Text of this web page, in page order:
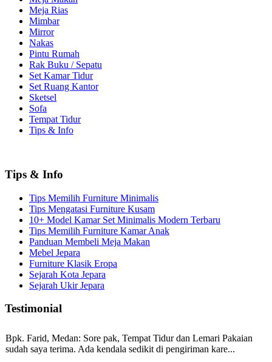
Meja Rias
Mimbar
Mirror
Nakas
Pintu Rumah
Rak Buku / Sepatu
Set Kamar Tidur
Set Ruang Kantor
Sketsel
Sofa
Tempat Tidur
Tips & Info
Tips & Info
Tips Memilih Furniture Minimalis
Tips Mengatasi Furniture Kusam
10+ Model Kamar Set Minimalis Modern Terbaru
Tips Memilih Furniture Kamar Anak
Panduan Membeli Meja Makan
Mebel Jepara
Furniture Klasik Eropa
Sejarah Kota Jepara
Sejarah Ukir Jepara
Testimonial
Bpk. Farid, Medan: Sore pak, Tempat Tidur dan Lemari Pakaian
sudah saya terima. Ada kendala sedikit di pengiriman kare...